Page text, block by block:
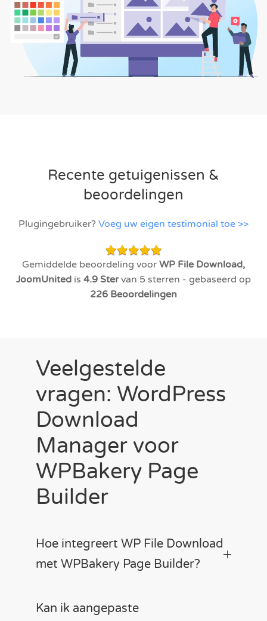
Recente getuigenissen &
beoordelingen
Plugingebruiker? Voeg uw eigen testimonial toe >>
Gemiddelde beoordeling voor WP File Download,
JoomUnited is 4.9 Stervan 5 sterren - gebaseerd op
226 Beoordelingen
Veelgestelde
vragen: WordPress
Download
Manager voor
WPBakery Page
Builder
Hoe integreert WP File Download
met WPBakery Page Builder?
Kan ik aangepaste